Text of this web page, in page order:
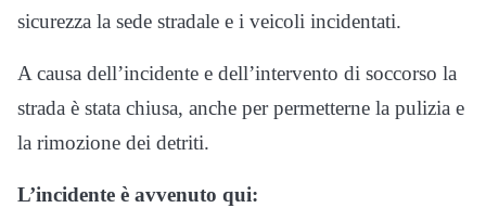
sicurezza la sede stradale e i veicoli incidentati.
A causa dell’incidente e dell’intervento di soccorso la
strada è stata chiusa, anche per permetterne la pulizia e
la rimozione dei detriti.
L’incidente è avvenuto qui: